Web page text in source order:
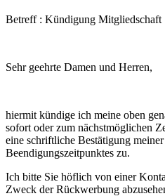
Betreff : Kündigung Mitgliedschaft
Sehr geehrte Damen und Herren,
hiermit kündige ich meine oben
sofort oder zum nächstmöglichen
eine schriftliche Bestätigung
Beendigungszeitpunktes zu.
Ich bitte Sie höflich von einer
Zweck der Rückwerbung